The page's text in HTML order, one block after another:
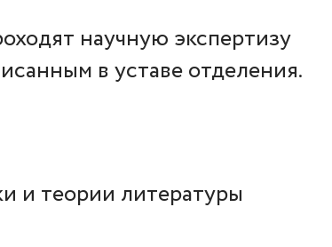
научную экспертизу
в уставе отделения.
и теории литературы